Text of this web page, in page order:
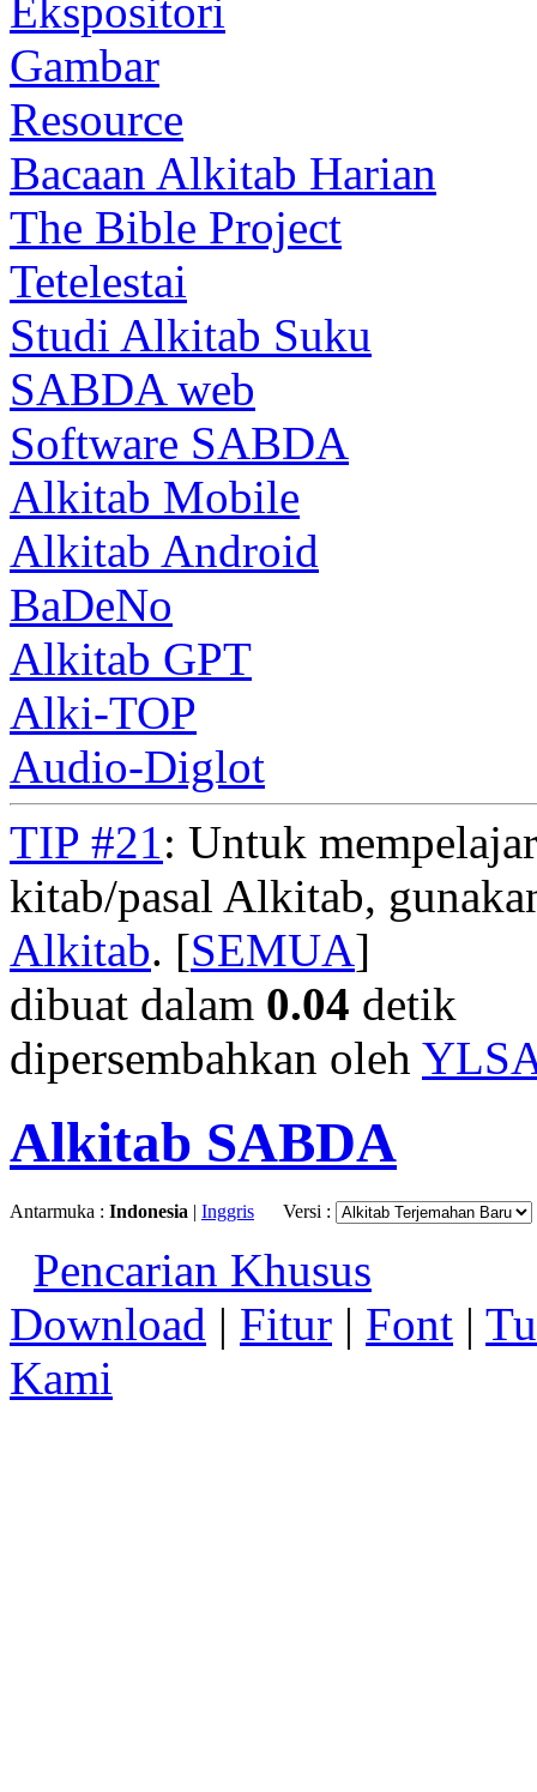
Ekspositori
Gambar
Resource
Bacaan Alkitab Harian
The Bible Project
Tetelestai
Studi Alkitab Suku
SABDA web
Software SABDA
Alkitab Mobile
Alkitab Android
BaDeNo
Alkitab GPT
Alki-TOP
Audio-Diglot
TIP #21: Untuk
kitab/pasal Alkitab,
Alkitab. [SEMUA]
dibuat dalam 0.04 detik
dipersembahkan oleh
Alkitab SABDA
Antarmuka : Indonesia | Inggris Versi :
Pencarian Khusus
Download | Fitur | Font |
Kami